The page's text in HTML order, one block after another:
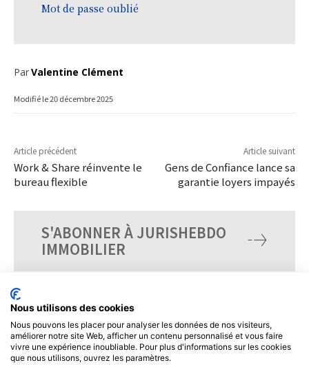
Mot de passe oublié
ParValentine Clément
Modifié le20 décembre 2025
Article précédent
Work & Share réinvente le
bureau flexible
Article suivant
Gens de Confiance lance sa
garantie loyers impayés
S'ABONNER À JURISHEBDO
IMMOBILIER
Nous utilisons des cookies
Nous pouvons les placer pour analyser les données de nos visiteurs,
améliorer notre site Web, afficher un contenu personnalisé et vous faire
vivre une expérience inoubliable. Pour plus d'informations sur les cookies
que nous utilisons, ouvrez les paramètres.